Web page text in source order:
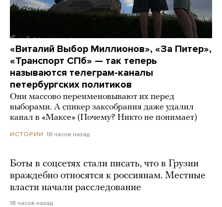
«Виталий Выбор Миллионов», «За Питер»,
«Транспорт СПб» — так теперь
называются телеграм-каналы
петербургских политиков
Они массово переименовывают их перед
выборами. А спикер заксобрания даже удалил
канал в «Максе» (Почему? Никто не понимает)
ИСТОРИИ 18 часов назад
Боты в соцсетях стали писать, что в Грузии
враждебно относятся к россиянам. Местные
власти начали расследование
18 часов назад